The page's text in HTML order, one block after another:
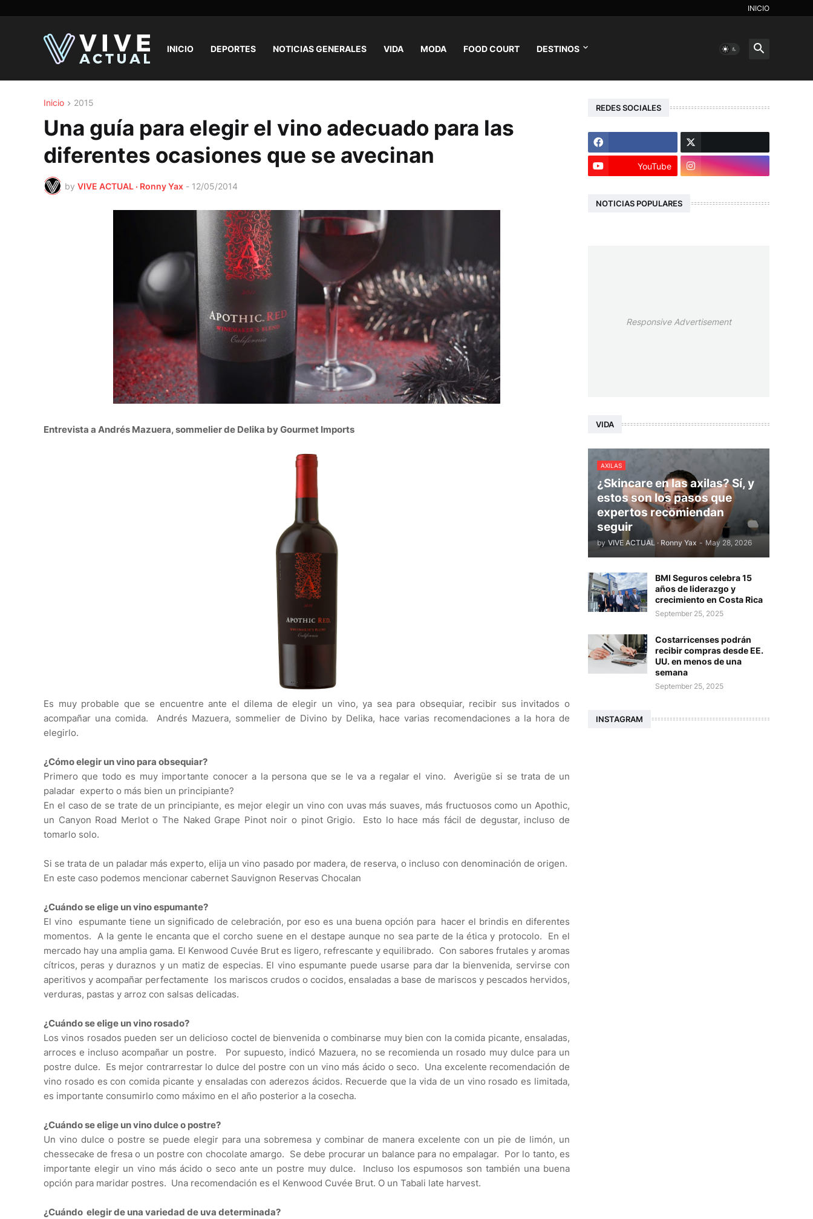
INICIO
INICIO DEPORTES NOTICIAS GENERALES VIDA MODA FOOD COURT DESTINOS
Inicio 2015
Una guía para elegir el vino adecuado para las
diferentes ocasiones que se avecinan
by VIVE ACTUAL · Ronny Yax - 12/05/2014
Entrevista a Andrés Mazuera, sommelier de Delika by Gourmet Imports
Es muy probable que se encuentre ante el dilema de elegir un vino, ya sea para obsequiar, recibir sus invitados o
acompañar una comida. Andrés Mazuera, sommelier de Divino by Delika, hace varias recomendaciones a la hora de
elegirlo.
¿Cómo elegir un vino para obsequiar?
Primero que todo es muy importante conocer a la persona que se le va a regalar el vino. Averigüe si se trata de un
paladar experto o más bien un principiante?
En el caso de se trate de un principiante, es mejor elegir un vino con uvas más suaves, más fructuosos como un Apothic,
un Canyon Road Merlot o The Naked Grape Pinot noir o pinot Grigio. Esto lo hace más fácil de degustar, incluso de
tomarlo solo.
Si se trata de un paladar más experto, elija un vino pasado por madera, de reserva, o incluso con denominación de origen.
En este caso podemos mencionar cabernet Sauvignon Reservas Chocalan
¿Cuándo se elige un vino espumante?
El vino espumante tiene un significado de celebración, por eso es una buena opción para hacer el brindis en diferentes
momentos. A la gente le encanta que el corcho suene en el destape aunque no sea parte de la ética y protocolo. En el
mercado hay una amplia gama. El Kenwood Cuvée Brut es ligero, refrescante y equilibrado. Con sabores frutales y aromas
cítricos, peras y duraznos y un matiz de especias. El vino espumante puede usarse para dar la bienvenida, servirse con
aperitivos y acompañar perfectamente los mariscos crudos o cocidos, ensaladas a base de mariscos y pescados hervidos,
verduras, pastas y arroz con salsas delicadas.
¿Cuándo se elige un vino rosado?
Los vinos rosados pueden ser un delicioso coctel de bienvenida o combinarse muy bien con la comida picante, ensaladas,
arroces e incluso acompañar un postre. Por supuesto, indicó Mazuera, no se recomienda un rosado muy dulce para un
postre dulce. Es mejor contrarrestar lo dulce del postre con un vino más ácido o seco. Una excelente recomendación de
vino rosado es con comida picante y ensaladas con aderezos ácidos. Recuerde que la vida de un vino rosado es limitada,
es importante consumirlo como máximo en el año posterior a la cosecha.
¿Cuándo se elige un vino dulce o postre?
Un vino dulce o postre se puede elegir para una sobremesa y combinar de manera excelente con un pie de limón, un
chessecake de fresa o un postre con chocolate amargo. Se debe procurar un balance para no empalagar. Por lo tanto, es
importante elegir un vino más ácido o seco ante un postre muy dulce. Incluso los espumosos son también una buena
opción para maridar postres. Una recomendación es el Kenwood Cuvée Brut. O un Tabali late harvest.
¿Cuándo elegir de una variedad de uva determinada?
REDES SOCIALES
YouTube
NOTICIAS POPULARES
Responsive Advertisement
VIDA
AXILAS
¿Skincare en las axilas? Sí, y
estos son los pasos que
expertos recomiendan
seguir
by VIVE ACTUAL · Ronny Yax - May 28, 2026
BMI Seguros celebra 15
años de liderazgo y
crecimiento en Costa Rica
September 25, 2025
Costarricenses podrán
recibir compras desde EE.
UU. en menos de una
semana
September 25, 2025
INSTAGRAM